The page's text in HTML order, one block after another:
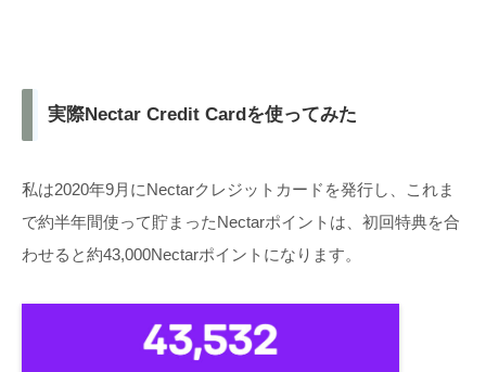
実際Nectar Credit Cardを使ってみた
私は2020年9月にNectarクレジットカードを発行し、これま
で約半年間使って貯まったNectarポイントは、初回特典を合
わせると約43,000Nectarポイントになります。